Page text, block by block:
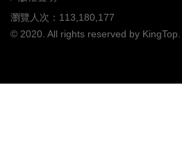
瀏覽人次：113,180,177
© 2020. All rights reserved by KingTop.